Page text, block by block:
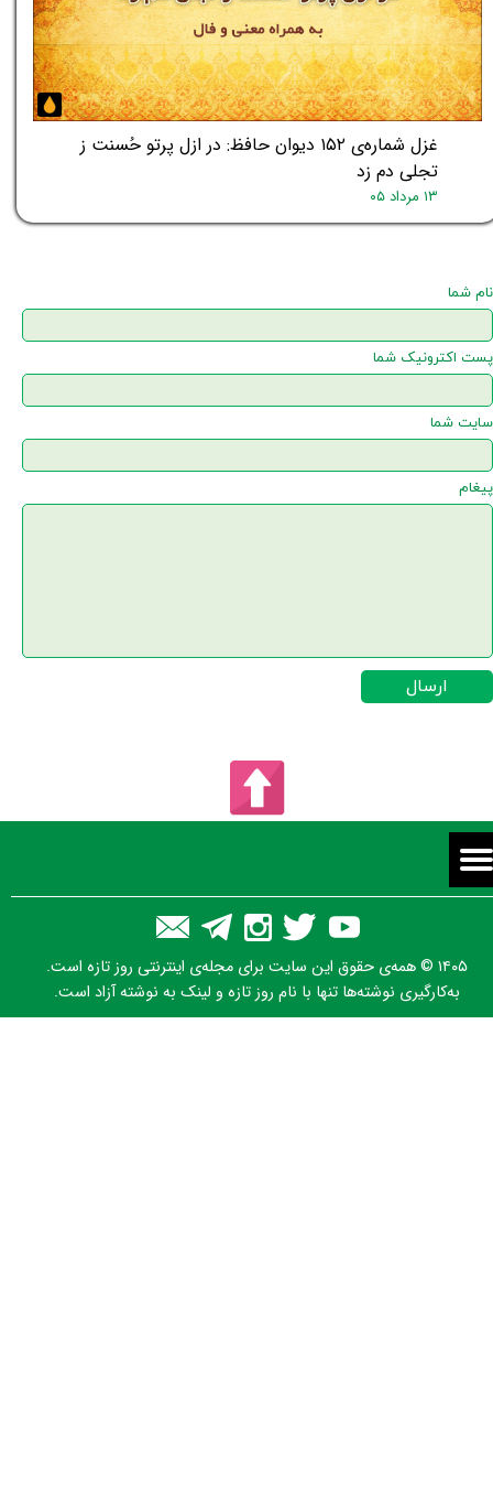
غزل شماره‌ی ۱۵۲ دیوان حافظ: در ازل پرتو حُسنت ز
تجلی دم زد
۱۳ مرداد ۰۵
نام شما
پست اکترونیک شما
سایت شما
پیغام
ارسال
۱۴۰۵ © همه‌ی حقوق این سایت برای مجله‌ی اینترنتی روز تازه است.
به‌کارگیری نوشته‌ها تنها با نام روز تازه و لینک به نوشته آزاد است.